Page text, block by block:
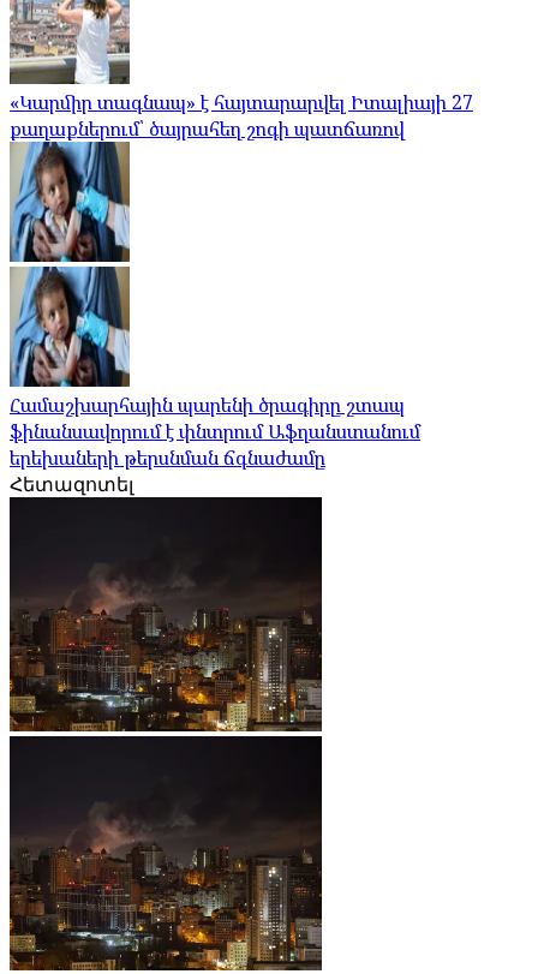
«Կարմիր տագնապ» է հայտարարվել Իտալիայի 27
քաղաքներում՝ ծայրահեղ շոգի պատճառով
Համաշխարհային պարենի ծրագիրը շտապ
ֆինանսավորում է փնտրում Աֆղանստանում
երեխաների թերսնման ճգնաժամը
Հետազոտել